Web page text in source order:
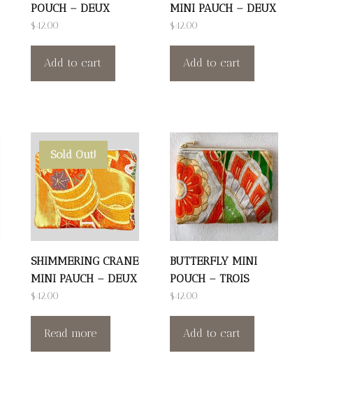
POUCH – DEUX
$42.00
Add to cart
MINI PAUCH – DEUX
$42.00
Add to cart
Sold Out!
SHIMMERING CRANE
MINI PAUCH – DEUX
$42.00
Read more
BUTTERFLY MINI
POUCH – TROIS
$42.00
Add to cart